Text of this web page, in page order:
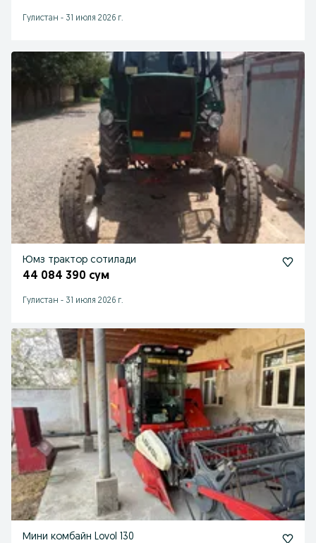
Гулистан - 31 июля 2026 г.
Юмз трактор сотилади
44 084 390 сум
Гулистан - 31 июля 2026 г.
Мини комбайн Lovol 130